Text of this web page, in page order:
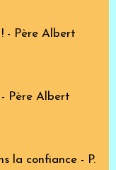
- Père Albert
Père Albert
la confiance - P.